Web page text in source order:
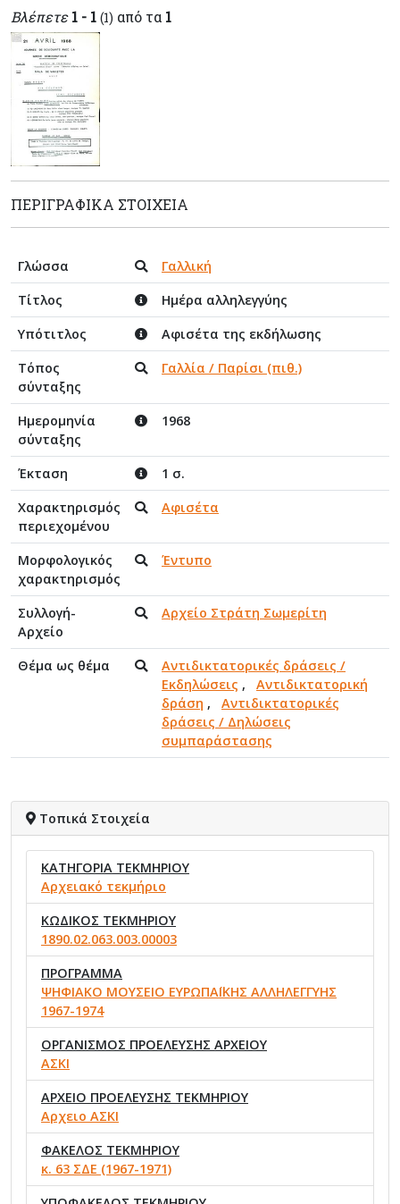
Βλέπετε 1 - 1 (1) από τα 1
ΠΕΡΙΓΡΑΦΙΚΆ ΣΤΟΙΧΕΊΑ
Γλώσσα
Γαλλική
Τίτλος
Ημέρα αλληλεγγύης
Υπότιτλος
Αφισέτα της εκδήλωσης
Τόπος
σύνταξης
Γαλλία / Παρίσι (πιθ.)
Ημερομηνία
σύνταξης
1968
Έκταση
1 σ.
Χαρακτηρισμός
περιεχομένου
Αφισέτα
Μορφολογικός
χαρακτηρισμός
Έντυπο
Συλλογή-
Αρχείο
Αρχείο Στράτη Σωμερίτη
Θέμα ως θέμα
Αντιδικτατορικές δράσεις /
Εκδηλώσεις , Αντιδικτατορική
δράση , Αντιδικτατορικές
δράσεις / Δηλώσεις
συμπαράστασης
Τοπικά Στοιχεία
ΚΑΤΗΓΟΡΙΑ ΤΕΚΜΗΡΙΟΥ
Αρχειακό τεκμήριο
ΚΩΔΙΚΟΣ ΤΕΚΜΗΡΙΟΥ
1890.02.063.003.00003
ΠΡΟΓΡΑΜΜΑ
ΨΗΦΙΑΚΟ ΜΟΥΣΕΙΟ ΕΥΡΩΠΑΪΚΗΣ ΑΛΛΗΛΕΓΓΥΗΣ
1967-1974
ΟΡΓΑΝΙΣΜΟΣ ΠΡΟΕΛΕΥΣΗΣ ΑΡΧΕΙΟΥ
ΑΣΚΙ
ΑΡΧΕΙΟ ΠΡΟΕΛΕΥΣΗΣ ΤΕΚΜΗΡΙΟΥ
Αρχειο ΑΣΚΙ
ΦΑΚΕΛΟΣ ΤΕΚΜΗΡΙΟΥ
κ. 63 ΣΔΕ (1967-1971)